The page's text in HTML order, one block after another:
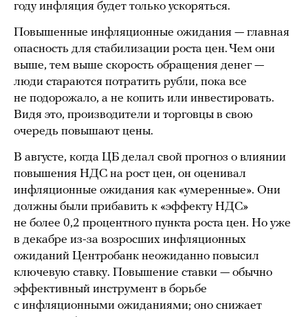
году инфляция будет только ускоряться.
Повышенные инфляционные ожидания — главная
опасность для стабилизации роста цен. Чем они
выше, тем выше скорость обращения денег —
люди стараются потратить рубли, пока все
не подорожало, а не копить или инвестировать.
Видя это, производители и торговцы в свою
очередь повышают цены.
В августе, когда ЦБ делал свой прогноз о влиянии
повышения НДС на рост цен, он оценивал
инфляционные ожидания как «умеренные». Они
должны были прибавить к «эффекту НДС»
не более 0,2 процентного пункта роста цен. Но уже
в декабре из-за возросших инфляционных
ожиданий Центробанк неожиданно повысил
ключевую ставку. Повышение ставки — обычно
эффективный инструмент в борьбе
с инфляционными ожиданиями; оно снижает